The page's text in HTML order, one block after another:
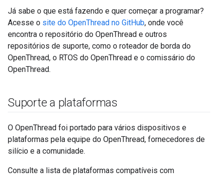
Já sabe o que está fazendo e quer começar a programar?
Acesse o site do OpenThread no GitHub, onde você
encontra o repositório do OpenThread e outros
repositórios de suporte, como o roteador de borda do
OpenThread, o RTOS do OpenThread e o comissário do
OpenThread.
Suporte a plataformas
O OpenThread foi portado para vários dispositivos e
plataformas pela equipe do OpenThread, fornecedores de
silício e a comunidade.
Consulte a lista de plataformas compatíveis com